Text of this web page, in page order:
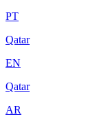
PT
Qatar
EN
Qatar
AR